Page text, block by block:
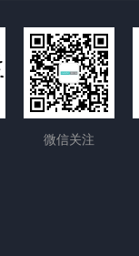
微信关注